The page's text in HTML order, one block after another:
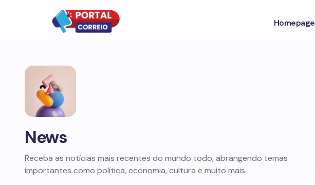
Homepage
News
Receba as notícias mais recentes do mundo todo, abrangendo temas
importantes como política, economia, cultura e muito mais.